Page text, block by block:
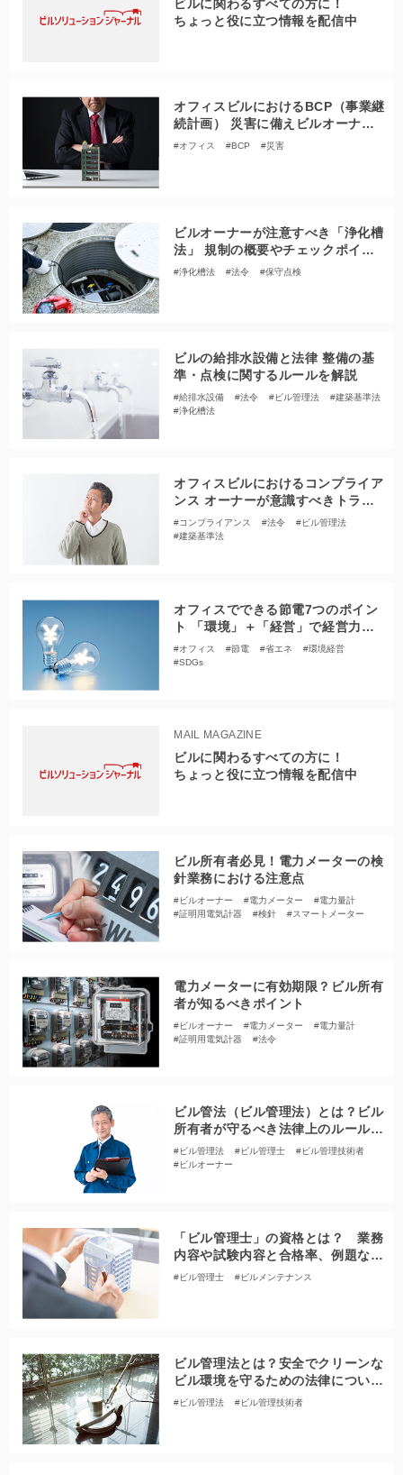
ビルに関わるすべての方に！
ちょっと役に立つ情報を配信中
オフィスビルにおけるBCP（事業継
続計画） 災害に備えビルオーナー
が取り組むべきことは？
#オフィス #BCP #災害
ビルオーナーが注意すべき「浄化槽
法」 規制の概要やチェックポイン
トを解説
#浄化槽法 #法令 #保守点検
ビルの給排水設備と法律 整備の基
準・点検に関するルールを解説
#給排水設備 #法令 #ビル管理法
#建築基準法
#浄化槽法
オフィスビルにおけるコンプライア
ンス オーナーが意識すべきトラブ
ル予防のポイントは？
#コンプライアンス #法令
#ビル管理法
#建築基準法
オフィスでできる節電7つのポイン
ト 「環境」＋「経営」で経営力ア
ップを目指そう
#オフィス #節電 #省エネ
#環境経営
#SDGs
MAIL MAGAZINE
ビルに関わるすべての方に！
ちょっと役に立つ情報を配信中
ビル所有者必見！電力メーターの検
針業務における注意点
#ビルオーナー #電力メーター
#電力量計
#証明用電気計器
#検針 #スマートメーター
電力メーターに有効期限？ビル所有
者が知るべきポイント
#ビルオーナー #電力メーター
#電力量計
#証明用電気計器
#法令
ビル管法（ビル管理法）とは？ビル
所有者が守るべき法律上のルールを
弁護士が解説
#ビル管理法 #ビル管理士
#ビル管理技術者
#ビルオーナー
「ビル管理士」の資格とは？ 業務
内容や試験内容と合格率、例題など
を紹介
#ビル管理士 #ビルメンテナンス
ビル管理法とは？安全でクリーンな
ビル環境を守るための法律について
解説
#ビル管理法 #ビル管理技術者